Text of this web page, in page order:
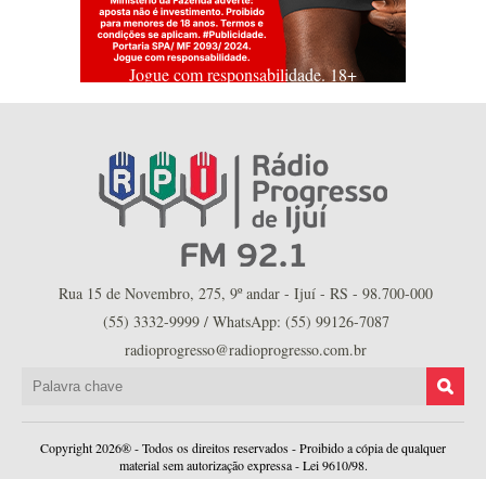
Jogue com responsabilidade. 18+
Rua 15 de Novembro, 275, 9º andar - Ijuí - RS - 98.700-000
(55) 3332-9999 / WhatsApp: (55) 99126-7087
radioprogresso@radioprogresso.com.br
Copyright 2026® - Todos os direitos reservados - Proibido a cópia de qualquer
material sem autorização expressa - Lei 9610/98.